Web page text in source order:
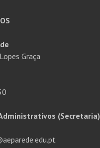
Graça
(Secretaria)